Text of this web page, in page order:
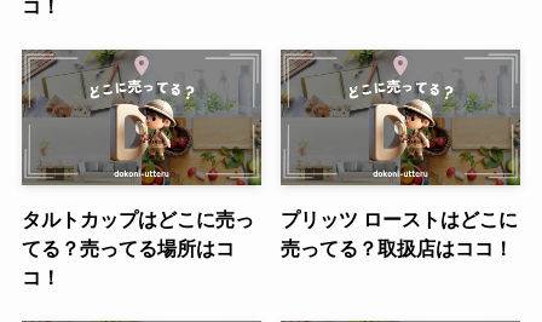
コ！
タルトカップはどこに売っ
てる？売ってる場所はコ
コ！
プリッツ ローストはどこに
売ってる？取扱店はココ！